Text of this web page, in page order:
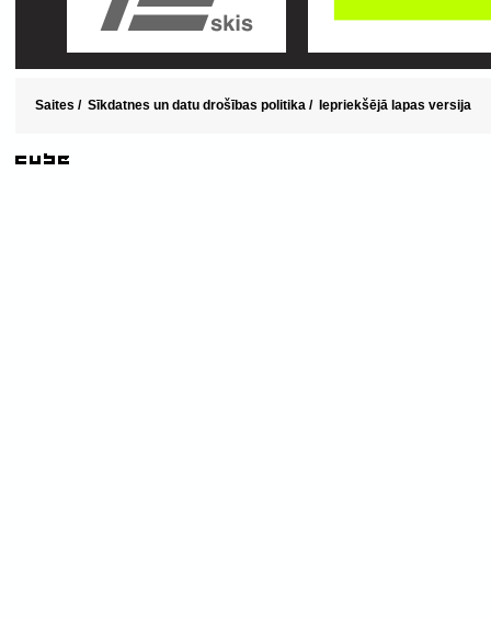
Saites / Sīkdatnes un datu drošības politika / Iepriekšējā lapas versija